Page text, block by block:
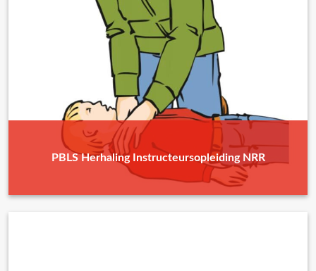
PBLS Herhaling Instructeursopleiding NRR